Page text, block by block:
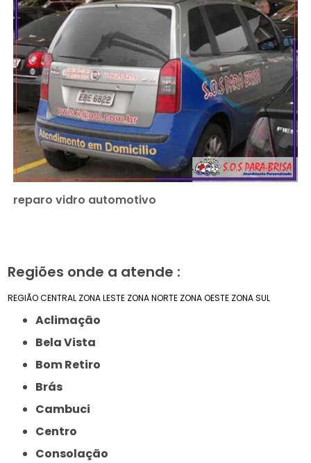
reparo vidro automotivo
Regiões onde a atende :
REGIÃO CENTRAL ZONA LESTE ZONA NORTE ZONA OESTE ZONA SUL
Aclimação
Bela Vista
Bom Retiro
Brás
Cambuci
Centro
Consolação